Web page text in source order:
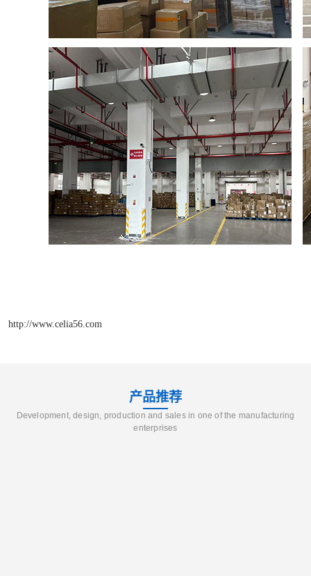
http://www.celia56.com
产品推荐
Development, design, production and sales in one of the manufacturing
enterprises